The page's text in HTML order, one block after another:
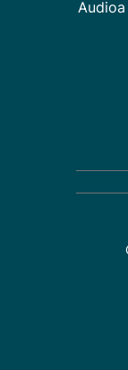
Audioa